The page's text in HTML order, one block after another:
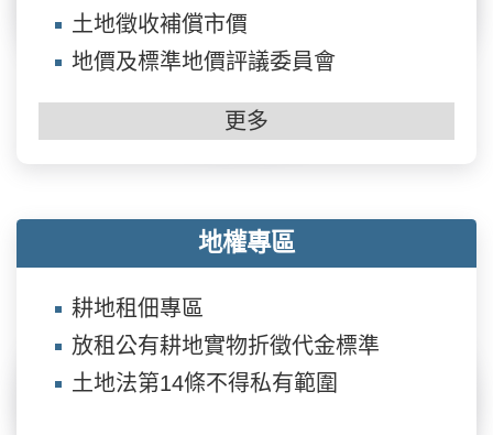
土地徵收補償市價
地價及標準地價評議委員會
更多
地權專區
耕地租佃專區
放租公有耕地實物折徵代金標準
土地法第14條不得私有範圍